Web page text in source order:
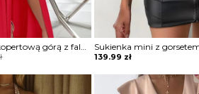
Sukienka maxi z kopertową górą z falbankami
139.99 zł